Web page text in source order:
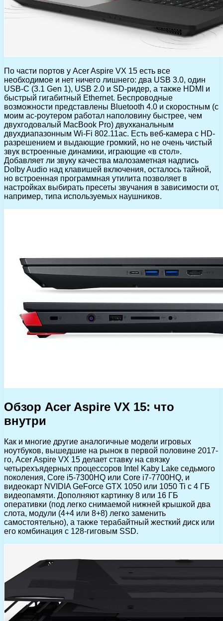
По части портов у Acer Aspire VX 15 есть все
необходимое и нет ничего лишнего: два USB 3.0, один
USB-C (3.1 Gen 1), USB 2.0 и SD-ридер, а также HDMI и
быстрый гигабитный Ethernet. Беспроводные
возможности представлены Bluetooth 4.0 и скоростным (с
моим ac-роутером работал наполовину быстрее, чем
двухгодовалый MacBook Pro) двухканальным
двухдиапазонным Wi-Fi 802.11ac. Есть веб-камера с HD-
разрешением и выдающие громкий, но не очень чистый
звук встроенные динамики, играющие «в стол».
Добавляет ли звуку качества малозаметная надпись
Dolby Audio над клавишей включения, осталось тайной,
но встроенная программная утилита позволяет в
настройках выбирать пресеты звучания в зависимости от,
например, типа используемых наушников.
Обзор Acer Aspire VX 15: что
внутри
Как и многие другие аналогичные модели игровых
ноутбуков, вышедшие на рынок в первой половине 2017-
го, Acer Aspire VX 15 делает ставку на связку
четырехъядерных процессоров Intel Kaby Lake седьмого
поколения, Core i5-7300HQ или Core i7-7700HQ, и
видеокарт NVIDIA GeForce GTX 1050 или 1050 Ti с 4 ГБ
видеопамяти. Дополняют картинку 8 или 16 ГБ
оперативки (под легко снимаемой нижней крышкой два
слота, модули (4+4 или 8+8) легко заменить
самостоятельно), а также терабайтный жесткий диск или
его комбинация с 128-гиговым SSD.